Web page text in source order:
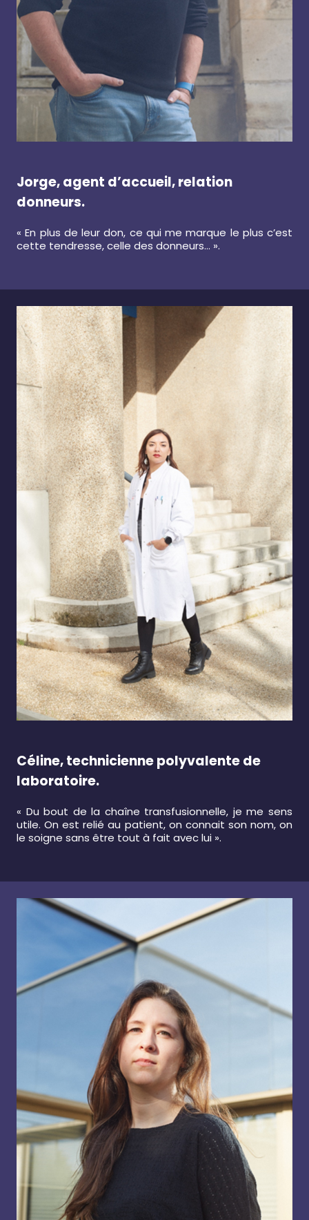
Jorge, agent d’accueil, relation
donneurs.
« En plus de leur don, ce qui me marque le plus c’est
cette tendresse, celle des donneurs… ».
Céline, technicienne polyvalente de
laboratoire.
« Du bout de la chaîne transfusionnelle, je me sens
utile. On est relié au patient, on connait son nom, on
le soigne sans être tout à fait avec lui ».